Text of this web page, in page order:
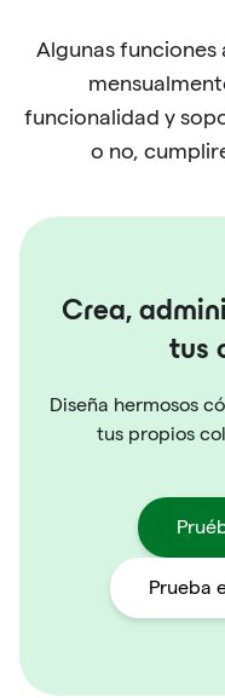
Algunas funciones
funcionalidad y
o no,
Crea,
tus
Diseña hermosos
tus propios
Prueba